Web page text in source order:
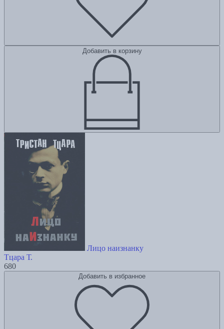
Добавить в корзину
Лицо наизнанку
Тцара Т.
680
Добавить в избранное